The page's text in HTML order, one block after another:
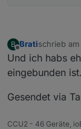
B
Offline
Bratischrieb am
zuletzt
Und ich habs
eingebunden ist.
Gesendet via
CCU2 - 46 Geräte,